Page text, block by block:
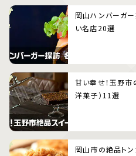
岡山ハンバーガ
い名店20選
甘い幸せ！玉野市
洋菓子）11選
岡山市の絶品ト